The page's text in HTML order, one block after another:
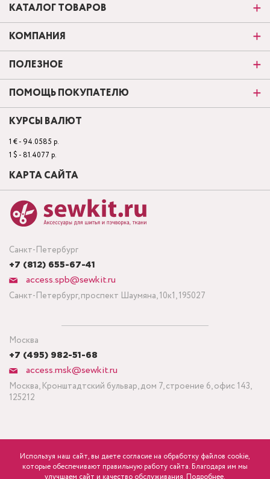
Санкт-Петербург
+7 (812) 655-67-41
access.spb@sewkit.ru
Санкт-Петербург, проспект Шаумяна, 10к1, 195027
Москва
+7 (495) 982-51-68
access.msk@sewkit.ru
Москва, Кронштадтский бульвар, дом 7, строение 6, офис 143,
125212
КАТАЛОГ ТОВАРОВ
КОМПАНИЯ
ПОЛЕЗНОЕ
ПОМОЩЬ ПОКУПАТЕЛЮ
КУРСЫ ВАЛЮТ
1 € - 94.0585 р.
1 $ - 81.4077 р.
КАРТА САЙТА
ПОДПИСАТЬСЯ НА НОВОСТИ
Используя наш сайт, вы даете согласие на обработку файлов cookie,
которые обеспечивают правильную работу сайта. Благодаря им мы
улучшаем сайт и качество обслуживания. Подробнее.